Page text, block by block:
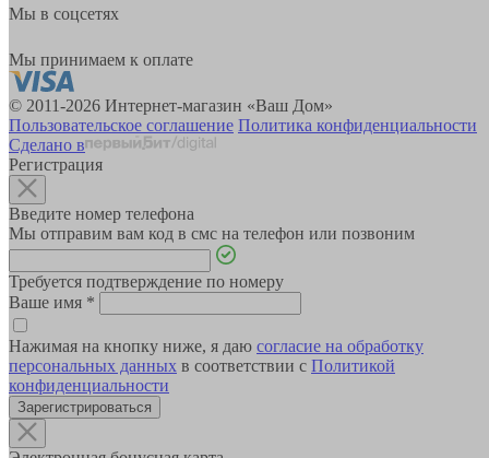
Мы в соцсетях
Мы принимаем к оплате
© 2011-2026 Интернет-магазин «Ваш Дом»
Пользовательское соглашение Политика конфиденциальности
Сделано в
Регистрация
Введите номер телефона
Мы отправим вам код в смс на телефон или позвоним
Требуется подтверждение по номеру
Ваше имя *
Нажимая на кнопку ниже, я даю согласие на обработку
персональных данных в соответствии с Политикой
конфиденциальности
Зарегистрироваться